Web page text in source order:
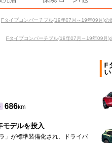
Fタイプコンバーチブル(19年07月～19年09月)の
Fタイプコンバーチブル(19年07月～19年09月)
686km
モデルを投入
」が標準装備化され、ドライバ
F